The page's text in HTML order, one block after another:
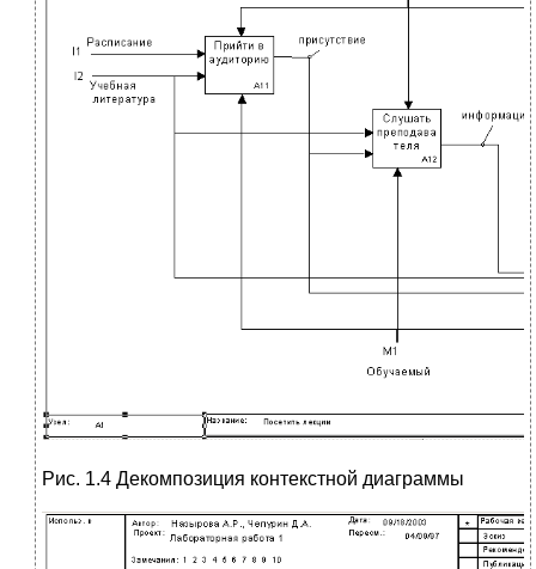
Рис. 1.4 Декомпозиция контекстной диаграммы